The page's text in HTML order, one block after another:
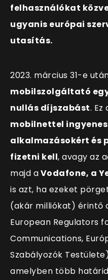
felhasználókat
ugyanis európai
utasítás.
2023. március 31-e
mobilszolgáltató
nullás díjszabást.
mobilnettel
alkalmazásokért és
fizetni kell, avagy az
majd aVodafone, a
is azt, ha ezeket
(akár milliókat) érintő
European Regulators
Communications,
Szabályozók
amelyben több